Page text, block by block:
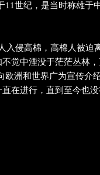
世纪，是当时称雄于
侵高棉，高棉人被迫
觉中湮没于茫茫丛林
欧洲和世界广为宣传介
在进行，直到至今也